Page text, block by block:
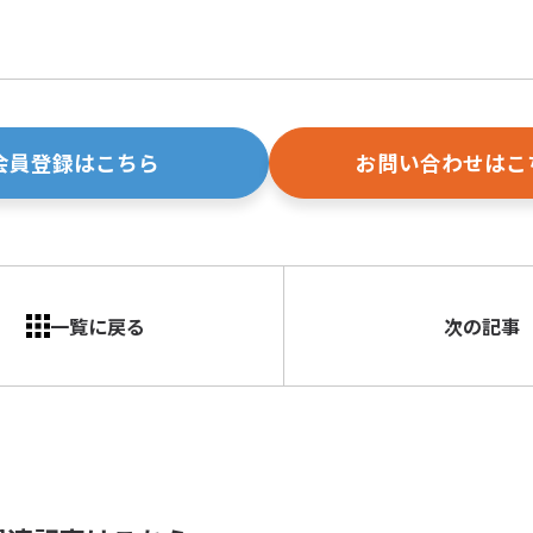
員登録はこちら お問い合わせはこ
一覧に戻る 次の記事